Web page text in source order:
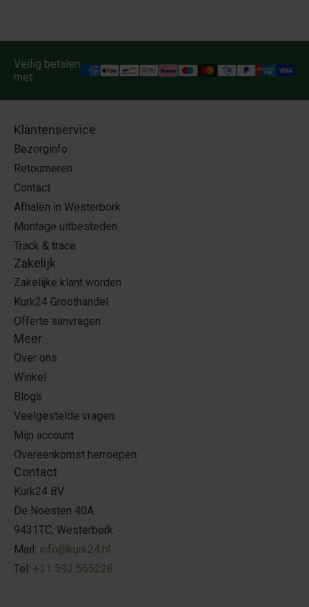
Veilig betalen
met:
Klantenservice
Bezorginfo
Retourneren
Contact
Afhalen in Westerbork
Montage uitbesteden
Track & trace
Zakelijk
Zakelijke klant worden
Kurk24 Groothandel
Offerte aanvragen
Meer
Over ons
Winkel
Blogs
Veelgestelde vragen
Mijn account
Overeenkomst herroepen
Contact
Kurk24 BV
De Noesten 40A
9431TC, Westerbork
Mail: info@kurk24.nl
Tel: +31 593 565228